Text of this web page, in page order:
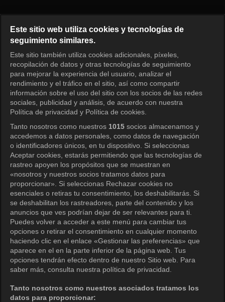
Iniciar sesión
Este sitio web utiliza cookies y tecnologías de
seguimiento similares.
Este sitio también utiliza cookies adicionales, píxeles,
recopilación de datos y otras tecnologías de seguimiento
para mejorar la experiencia del usuario, analizar el
rendimiento y el tráfico en el sitio, así como compartir
información sobre el uso del sitio con los socios de las redes
sociales, publicidad y análisis, de acuerdo con nuestra
Política de privacidad y Política de cookies.
Tanto nosotros como nuestros 1015 socios almacenamos y
accedemos a datos personales, como datos de navegación
o identificadores únicos, en tu dispositivo. Si seleccionas
Aceptar cookies, estarás permitiendo que las tecnologías de
rastreo apoyen los propósitos que se muestran en
«nosotros y nuestros socios tratamos datos para
proporcionar». Si seleccionas Rechazar cookies no
esenciales o retiras tu consentimiento, los deshabilitarás. Si
se deshabilitan los rastreadores, parte del contenido y los
anuncios que ves podrían dejar de ser relevantes para ti.
Puedes volver a acceder a este menú para cambiar tus
opciones o retirar el consentimiento en cualquier momento
haciendo clic en el enlace «Gestionar las preferencias» que
aparece en el en la parte inferior de la página web. Tus
opciones tendrán efecto dentro de nuestro Sitio web. Para
saber más, consulta nuestra política de privacidad.
Tanto nosotros como nuestros asociados tratamos los
datos para proporcionar: